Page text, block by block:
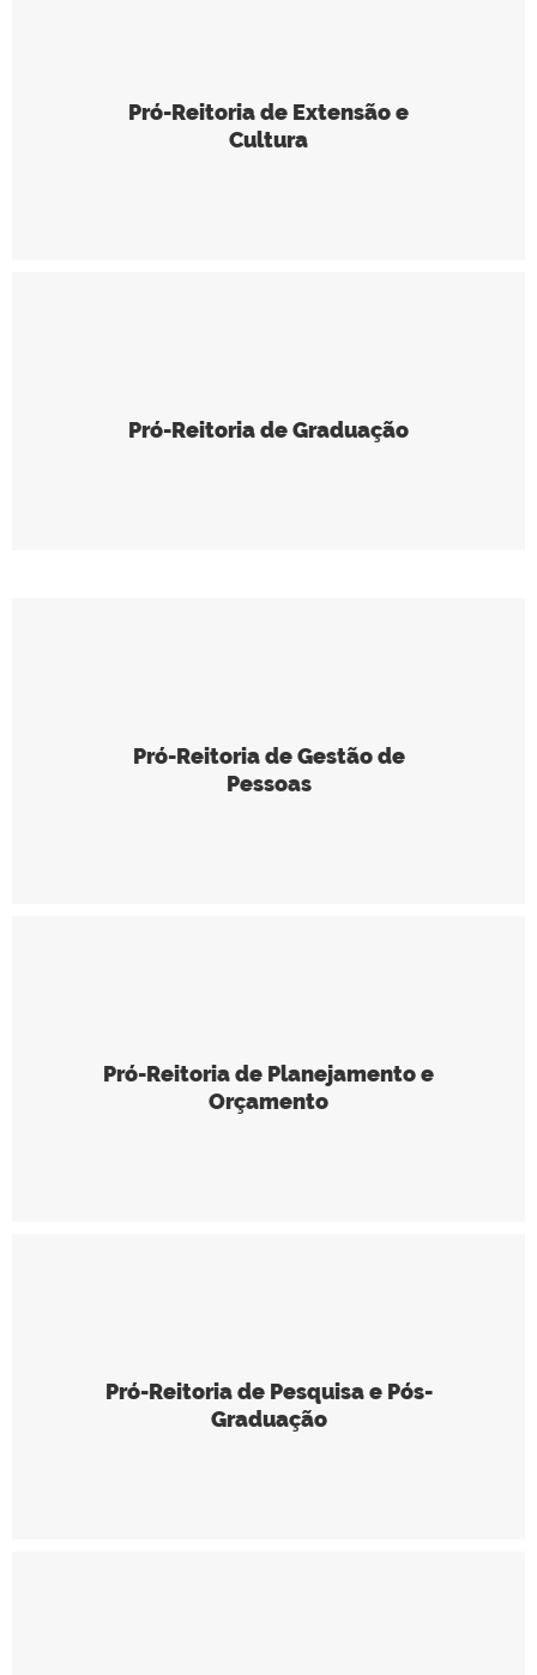
Pró-Reitoria de Extensão e
Cultura
Pró-Reitoria de Graduação
Pró-Reitoria de Gestão de
Pessoas
Pró-Reitoria de Planejamento e
Orçamento
Pró-Reitoria de Pesquisa e Pós-
Graduação